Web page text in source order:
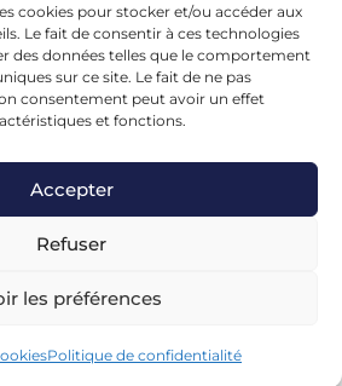
cookies pour stocker et/ou accéder aux
Le fait de consentir à ces technologies
des données telles que le comportement
sur ce site. Le fait de ne pas
consentement peut avoir un effet
et fonctions.
Accepter
Refuser
les préférences
Politique de confidentialité
Mail
Réalisé en formation chez